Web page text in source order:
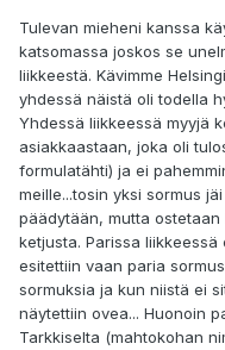
Tulevan mieheni kanssa
katsomassa joskos se
liikkeestä. Kävimme
yhdessä näistä oli todella
Yhdessä liikkeessä myyjä
asiakkaastaan, joka oli
formulatähti) ja ei
meille...tosin yksi sormus
päädytään, mutta
ketjusta. Parissa
esitettiin vaan paria
sormuksia ja kun niistä ei
näytettiin ovea... Huonoin
Tarkkiselta (mahtokohan